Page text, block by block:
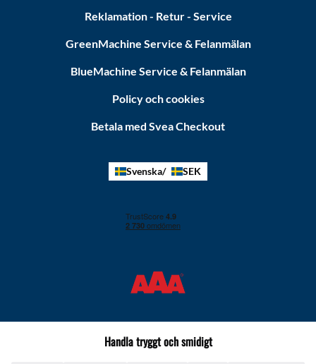
Reklamation - Retur - Service
GreenMachine Service & Felanmälan
BlueMachine Service & Felanmälan
Policy och cookies
Betala med Svea Checkout
Svenska SEK
Handla tryggt och smidigt